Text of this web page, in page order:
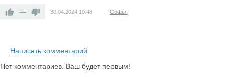
— 30.04.2024 10:48 Софья
Написать комментарий
Нет комментариев. Ваш будет первым!